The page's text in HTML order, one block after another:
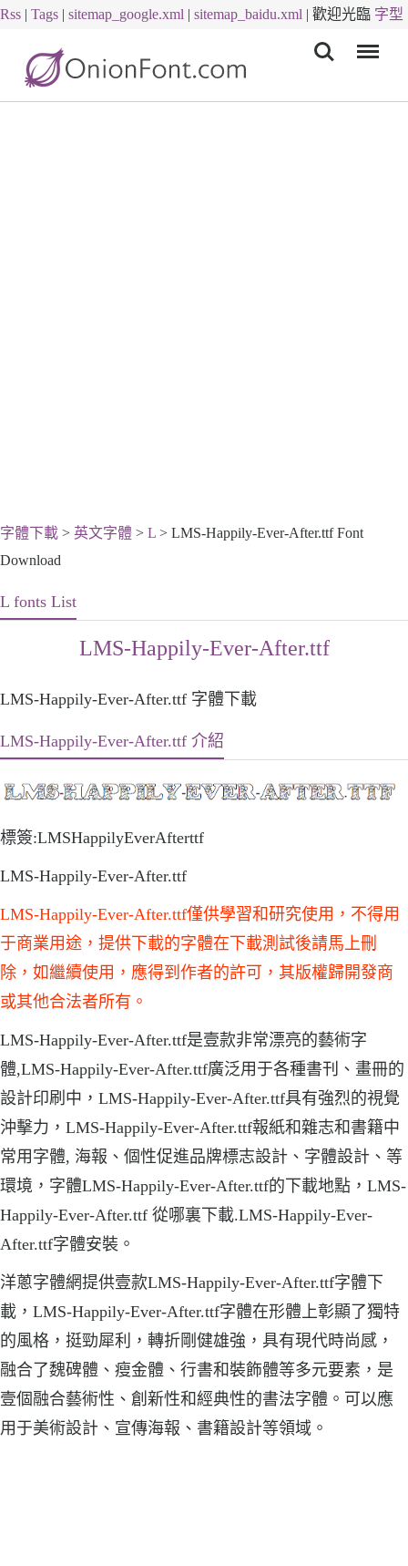
Rss | Tags | sitemap_google.xml | sitemap_baidu.xml | 歡迎光臨 字型
字體下載 > 英文字體 > L > LMS-Happily-Ever-After.ttf Font
Download
L fonts List
LMS-Happily-Ever-After.ttf
LMS-Happily-Ever-After.ttf 字體下載
LMS-Happily-Ever-After.ttf 介紹
標簽:LMSHappilyEverAfterttf
LMS-Happily-Ever-After.ttf
LMS-Happily-Ever-After.ttf僅供學習和研究使用，不得用
于商業用途，提供下載的字體在下載測試後請馬上刪
除，如繼續使用，應得到作者的許可，其版權歸開發商
或其他合法者所有。
LMS-Happily-Ever-After.ttf是壹款非常漂亮的藝術字
體,LMS-Happily-Ever-After.ttf廣泛用于各種書刊、畫冊的
設計印刷中，LMS-Happily-Ever-After.ttf具有強烈的視覺
沖擊力，LMS-Happily-Ever-After.ttf報紙和雜志和書籍中
常用字體, 海報、個性促進品牌標志設計、字體設計、等
環境，字體LMS-Happily-Ever-After.ttf的下載地點，LMS-
Happily-Ever-After.ttf 從哪裏下載.LMS-Happily-Ever-
After.ttf字體安裝。
洋蔥字體網提供壹款LMS-Happily-Ever-After.ttf字體下
載，LMS-Happily-Ever-After.ttf字體在形體上彰顯了獨特
的風格，挺勁犀利，轉折剛健雄強，具有現代時尚感，
融合了魏碑體、瘦金體、行書和裝飾體等多元要素，是
壹個融合藝術性、創新性和經典性的書法字體。可以應
用于美術設計、宣傳海報、書籍設計等領域。